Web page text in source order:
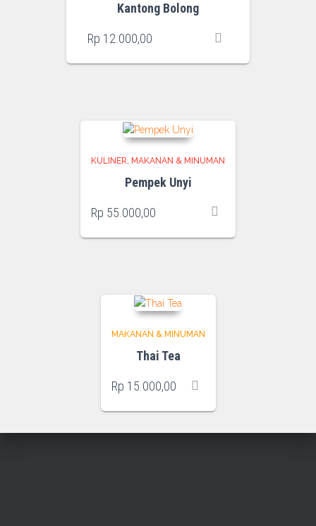
Kantong Bolong
Rp 12.000,00
KULINER MAKANAN & MINUMAN
Pempek Unyi
Rp 55.000,00
MAKANAN & MINUMAN
Thai Tea
Rp 15.000,00